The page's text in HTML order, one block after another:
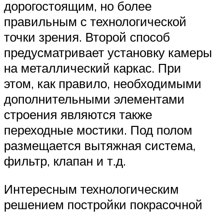
дорогостоящим, но более
правильным с технологической
точки зрения. Второй способ
предусматривает установку камеры
на металлический каркас. При
этом, как правило, необходимыми
дополнительными элементами
строения являются также
переходные мостики. Под полом
размещается вытяжная система,
фильтр, клапан и т.д.
Интересным технологическим
решением постройки покрасочной